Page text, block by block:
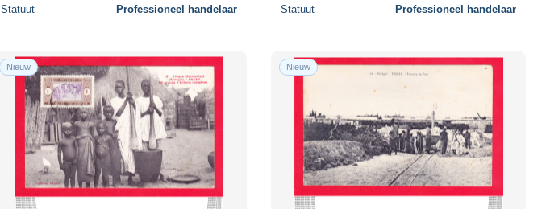
Statuut Professioneel handelaar Statuut Professioneel handelaar
Nieuw Nieuw